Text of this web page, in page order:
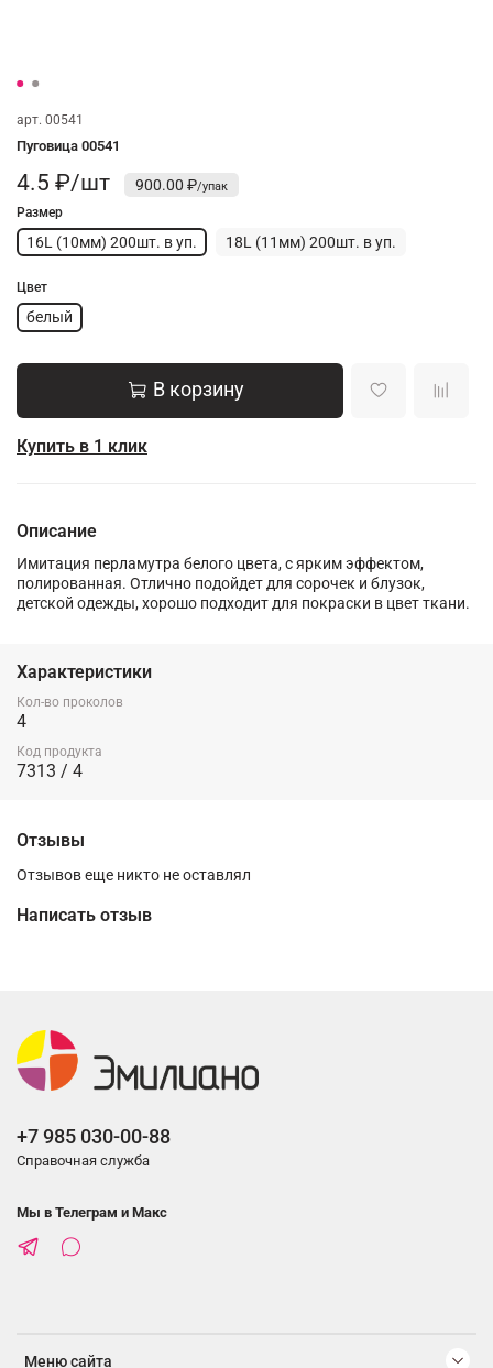
арт. 00541
Пуговица 00541
4.5 ₽/шт 900.00 ₽
Размер
16L (10мм) 200шт. в уп. 18L (11мм) 200шт. в уп.
Цвет
белый
В корзину
Купить в 1 клик
Описание
Имитация перламутра белого цвета, с ярким эффектом,
полированная. Отлично подойдет для сорочек и блузок,
детской одежды, хорошо подходит для покраски в цвет ткани.
Характеристики
Кол-во проколов
4
Код продукта
7313 / 4
Отзывы
Отзывов еще никто не оставлял
Написать отзыв
Меню сайта
+7 985 030-00-88
Справочная служба
Мы в Телеграм и Макс